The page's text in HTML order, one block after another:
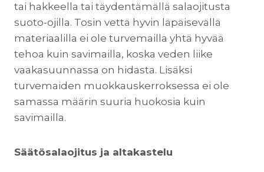
tai hakkeella tai täydentämällä salaojitusta
suoto-ojilla. Tosin vettä hyvin läpäisevällä
materiaalilla ei ole turvemailla yhtä hyvää
tehoa kuin savimailla, koska veden liike
vaakasuunnassa on hidasta. Lisäksi
turvemaiden muokkauskerroksessa ei ole
samassa määrin suuria huokosia kuin
savimailla.
Säätösalaojitus ja altakastelu